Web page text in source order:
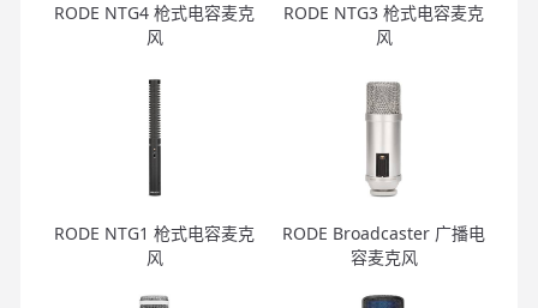
RODE NTG4 枪式电容麦克
风
RODE NTG3 枪式电容麦克
风
RODE NTG1 枪式电容麦克
风
RODE Broadcaster 广播电
容麦克风